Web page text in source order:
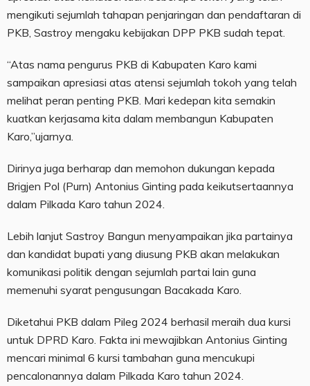
mengikuti sejumlah tahapan penjaringan dan pendaftaran di
PKB, Sastroy mengaku kebijakan DPP PKB sudah tepat.
“Atas nama pengurus PKB di Kabupaten Karo kami
sampaikan apresiasi atas atensi sejumlah tokoh yang telah
melihat peran penting PKB. Mari kedepan kita semakin
kuatkan kerjasama kita dalam membangun Kabupaten
Karo,”ujarnya.
Dirinya juga berharap dan memohon dukungan kepada
Brigjen Pol (Purn) Antonius Ginting pada keikutsertaannya
dalam Pilkada Karo tahun 2024.
Lebih lanjut Sastroy Bangun menyampaikan jika partainya
dan kandidat bupati yang diusung PKB akan melakukan
komunikasi politik dengan sejumlah partai lain guna
memenuhi syarat pengusungan Bacakada Karo.
Diketahui PKB dalam Pileg 2024 berhasil meraih dua kursi
untuk DPRD Karo. Fakta ini mewajibkan Antonius Ginting
mencari minimal 6 kursi tambahan guna mencukupi
pencalonannya dalam Pilkada Karo tahun 2024.